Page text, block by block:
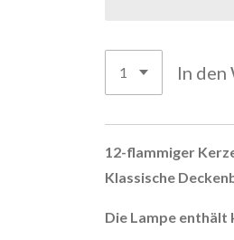
In den
12-flammiger
Klassische
Die Lampe enthält